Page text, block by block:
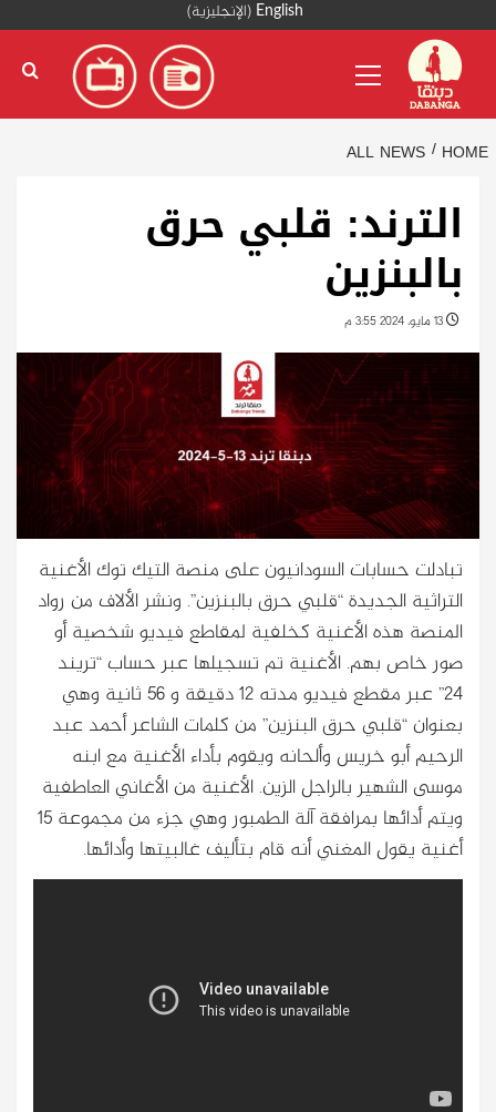
content
English
(الإنجليزية)
Menu
HOME
ALL NEWS
الترند: قلبي حرق
بالبنزين
تبادلت حسابات السودانيون على منصة التيك توك الأغنية
التراثية الجديدة “قلبي حرق بالبنزين”. ونشر الألاف من رواد
المنصة هذه الأغنية كخلفية لمقاطع فيديو شخصية أو
صور خاص بهم. الأغنية تم تسجيلها عبر حساب “تريند
24” عبر مقطع فيديو مدته 12 دقيقة و 56 ثانية وهي
بعنوان “قلبي حرق البنزين” من كلمات الشاعر أحمد عبد
الرحيم أبو خريس وألحانه ويقوم بأداء الأغنية مع ابنه
موسى الشهير بالراجل الزين. الأغنية من الأغاني العاطفية
ويتم أدائها بمرافقة آلة الطمبور وهي جزء من مجموعة 15
أغنية يقول المغني أنه قام بتأليف غالبيتها وأدائها.